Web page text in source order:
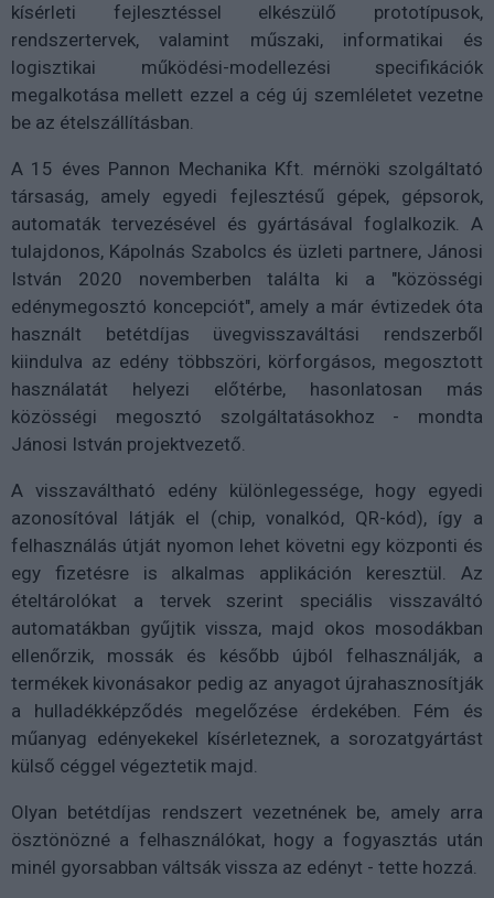
kísérleti fejlesztéssel elkészülő prototípusok,
rendszertervek, valamint műszaki, informatikai és
logisztikai működési-modellezési specifikációk
megalkotása mellett ezzel a cég új szemléletet vezetne
be az ételszállításban.
A 15 éves Pannon Mechanika Kft. mérnöki szolgáltató
társaság, amely egyedi fejlesztésű gépek, gépsorok,
automaták tervezésével és gyártásával foglalkozik. A
tulajdonos, Kápolnás Szabolcs és üzleti partnere, Jánosi
István 2020 novemberben találta ki a "közösségi
edénymegosztó koncepciót", amely a már évtizedek óta
használt betétdíjas üvegvisszaváltási rendszerből
kiindulva az edény többszöri, körforgásos, megosztott
használatát helyezi előtérbe, hasonlatosan más
közösségi megosztó szolgáltatásokhoz - mondta
Jánosi István projektvezető.
A visszaváltható edény különlegessége, hogy egyedi
azonosítóval látják el (chip, vonalkód, QR-kód), így a
felhasználás útját nyomon lehet követni egy központi és
egy fizetésre is alkalmas applikáción keresztül. Az
ételtárolókat a tervek szerint speciális visszaváltó
automatákban gyűjtik vissza, majd okos mosodákban
ellenőrzik, mossák és később újból felhasználják, a
termékek kivonásakor pedig az anyagot újrahasznosítják
a hulladékképződés megelőzése érdekében. Fém és
műanyag edényekekel kísérleteznek, a sorozatgyártást
külső céggel végeztetik majd.
Olyan betétdíjas rendszert vezetnének be, amely arra
ösztönözné a felhasználókat, hogy a fogyasztás után
minél gyorsabban váltsák vissza az edényt - tette hozzá.